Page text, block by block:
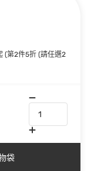
(第2件5折 (請任選2
袋